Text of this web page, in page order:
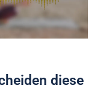
diese